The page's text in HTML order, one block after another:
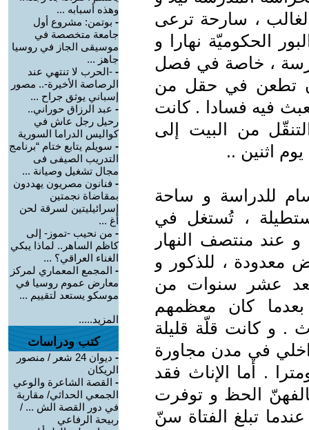
، سارحة ترعى
الحكوميّة نهارا و
، خاصة في فصل
أن تطعن في حقل من
فيه فسادا . كانت
من البيت إلى
اثنين ..
للدراسة و ساحة
، تُستغل في
عند منتصف النهار
معدودة ، للذكور و
بعد عشر سنوات من
بعدما كان معظمهم
. و كانت قلّة قليلة
في مدن مجاورة
. أما الإناث فقد
الحظ و توفرت
تبلغ الفتاة سنّ
وهذه أسبابه ...
- بوتمن: مشروع أول
جامعة متخصصة في
موسيقى الجاز في روسيا
جاهز ...
- -الحرب لا تنتهي عند
الرصاصة الأخيرة-.. مصور
إسباني يوثق جراح ...
- عبد الرزاق حوراني..
رحيل رجل عاش في
كواليس الدراما السورية
- سويلم يتابع ختام “برنامج
التدريب الصيفى فى
مجال تشغيل وصيانة ...
- فنانون مصريون يهددون
بمقاضاة نجمتين
إسرائيليتين لسرقة لحن
أغ ...
- من نحيب -تموز- إلى
كاظم الساهر.. لماذا يبكي
الغناء العراقي؟ ...
- المجمع المعماري لمركز
معارض عموم روسيا في
موسكو يستعد لتقييم ...
المزيد.....
كتب ودراسات
-
ديوان 24 شعر / منصور
الريكان
- القصة الشاعرة والوعي
الجمعي الحداثي/ مقاربة
في دور القصة الش ... /
ربيحة الرفاعي